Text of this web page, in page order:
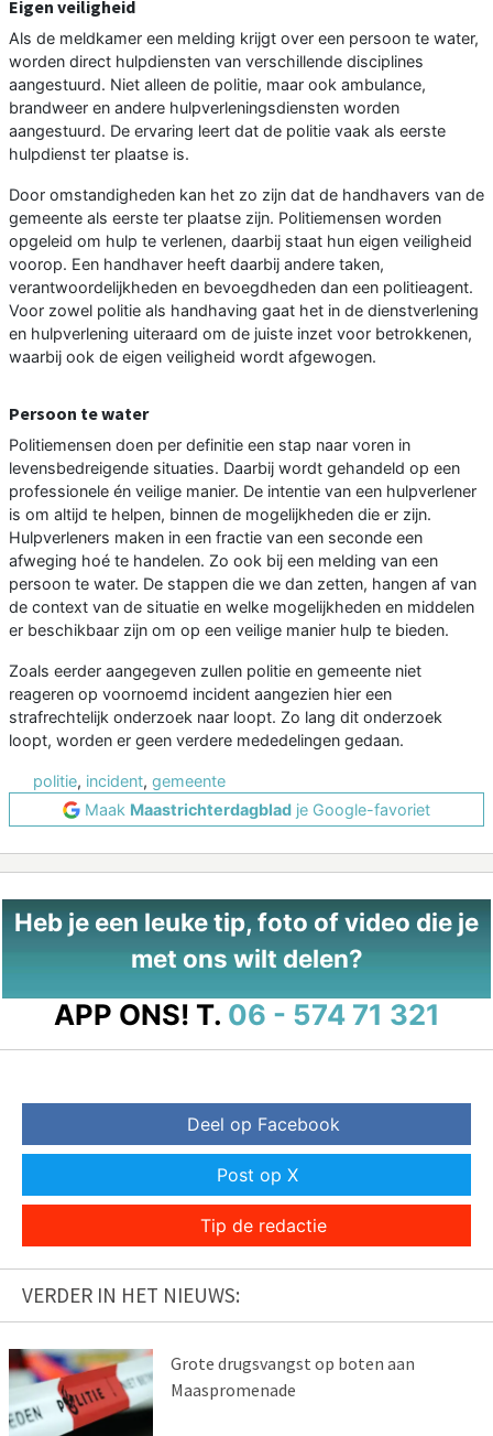
Eigen veiligheid
Als de meldkamer een melding krijgt over een persoon te water,
worden direct hulpdiensten van verschillende disciplines
aangestuurd. Niet alleen de politie, maar ook ambulance,
brandweer en andere hulpverleningsdiensten worden
aangestuurd. De ervaring leert dat de politie vaak als eerste
hulpdienst ter plaatse is.
Door omstandigheden kan het zo zijn dat de handhavers van de
gemeente als eerste ter plaatse zijn. Politiemensen worden
opgeleid om hulp te verlenen, daarbij staat hun eigen veiligheid
voorop. Een handhaver heeft daarbij andere taken,
verantwoordelijkheden en bevoegdheden dan een politieagent.
Voor zowel politie als handhaving gaat het in de dienstverlening
en hulpverlening uiteraard om de juiste inzet voor betrokkenen,
waarbij ook de eigen veiligheid wordt afgewogen.
Persoon te water
Politiemensen doen per definitie een stap naar voren in
levensbedreigende situaties. Daarbij wordt gehandeld op een
professionele én veilige manier. De intentie van een hulpverlener
is om altijd te helpen, binnen de mogelijkheden die er zijn.
Hulpverleners maken in een fractie van een seconde een
afweging hoé te handelen. Zo ook bij een melding van een
persoon te water. De stappen die we dan zetten, hangen af van
de context van de situatie en welke mogelijkheden en middelen
er beschikbaar zijn om op een veilige manier hulp te bieden.
Zoals eerder aangegeven zullen politie en gemeente niet
reageren op voornoemd incident aangezien hier een
strafrechtelijk onderzoek naar loopt. Zo lang dit onderzoek
loopt, worden er geen verdere mededelingen gedaan.
politie, incident, gemeente
Maak Maastrichterdagblad je Google-favoriet
Heb je een leuke tip, foto of video die je
met ons wilt delen?
APP ONS! T. 06 - 574 71 321
Deel op Facebook
Post op X
Tip de redactie
VERDER IN HET NIEUWS:
Grote drugsvangst op boten aan
Maaspromenade